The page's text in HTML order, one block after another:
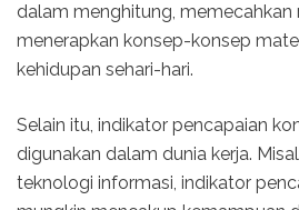
dalam menghitung, memecahkan
menerapkan konsep-konsep
kehidupan sehari-hari.
Selain itu, indikator pencapaian
digunakan dalam dunia kerja.
teknologi informasi, indikator